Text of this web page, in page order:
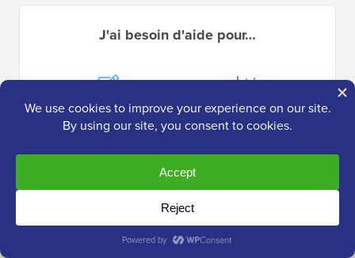
J'ai besoin d'aide pour…
Démarrer un
Blog
WordPress
SEO
Performance
Erreurs